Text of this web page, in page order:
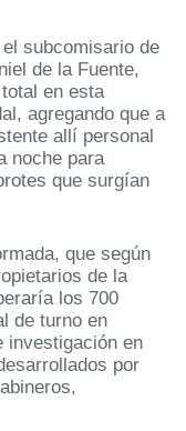
subcomisario de
de la Fuente,
en esta
agregando que a
allí personal
noche para
que surgían
que según
de la
los 700
de turno en
investigación en
por